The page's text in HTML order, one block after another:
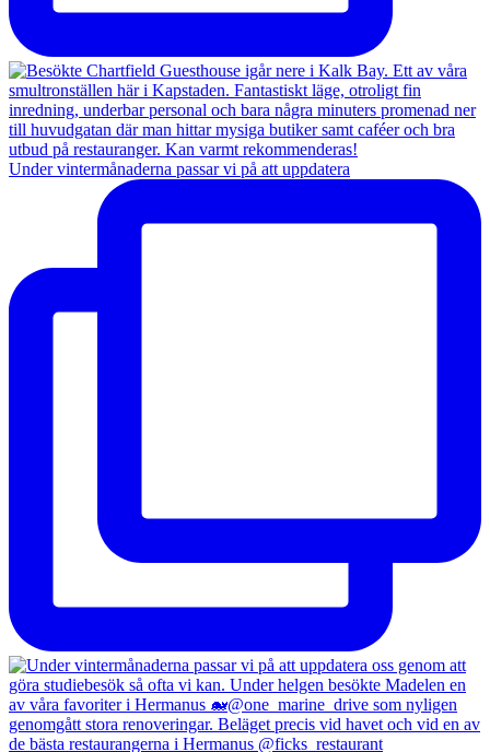
Under vintermånaderna passar vi på att uppdatera